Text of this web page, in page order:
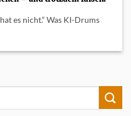
es nicht.“ Was KI-Drums